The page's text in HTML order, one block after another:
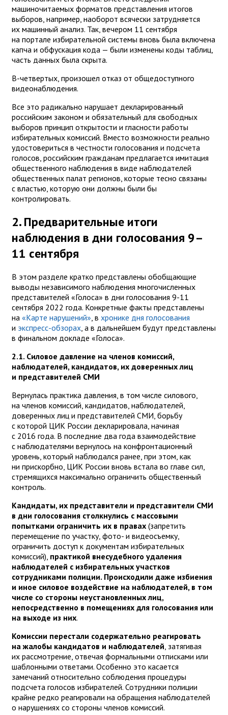
машиночитаемых форматов представления итогов
выборов, например, наоборот всячески затрудняется
их машинный анализ. Так, вечером 11 сентября
на портале избирательной системы вновь была включена
капча и обфускация кода — были изменены коды таблиц,
часть данных была скрыта.
В-четвертых, произошел отказ от общедоступного
видеонаблюдения.
Все это радикально нарушает декларированный
российским законом и обязательный для свободных
выборов принцип открытости и гласности работы
избирательных комиссий. Вместо возможности реально
удостовериться в честности голосования и подсчета
голосов, российским гражданам предлагается имитация
общественного наблюдения в виде наблюдателей
общественных палат регионов, которые тесно связаны
с властью, которую они должны были бы
контролировать.
2. Предварительные итоги
наблюдения в дни голосования 9–
11 сентября
В этом разделе кратко представлены обобщающие
выводы независимого наблюдения многочисленных
представителей «Голоса» в дни голосования 9-11
сентября 2022 года. Конкретные факты представлены
на «Карте нарушений» , в хронике дня голосования
и экспресс-обзорах , а в дальнейшем будут представлены
в финальном докладе «Голоса».
2.1. Силовое давление на членов комиссий,
наблюдателей, кандидатов, их доверенных лиц
и представителей СМИ
Вернулась практика давления, в том числе силового,
на членов комиссий, кандидатов, наблюдателей,
доверенных лиц и представителей СМИ, борьбу
с которой ЦИК России декларировала, начиная
с 2016 года. В последние два года взаимодействие
с наблюдателями вернулось на конфронтационный
уровень, который наблюдался ранее, при этом, как
ни прискорбно, ЦИК России вновь встала во главе сил,
стремящихся максимально ограничить общественный
контроль.
Кандидаты, их представители и представители СМИ
в дни голосования столкнулись с массовыми
попытками ограничить их в правах (запретить
перемещение по участку, фото- и видеосъемку,
ограничить доступ к документам избирательных
комиссий), практикой внесудебного удаления
наблюдателей с избирательных участков
сотрудниками полиции. Происходили даже избиения
и иное силовое воздействие на наблюдателей, в том
числе со стороны неустановленных лиц,
непосредственно в помещениях для голосования или
на выходе из них.
Комиссии перестали содержательно реагировать
на жалобы кандидатов и наблюдателей , затягивая
их рассмотрение, отвечая формальными отписками или
шаблонными ответами. Особенно это касается
замечаний относительно соблюдения процедуры
подсчета голосов избирателей. Сотрудники полиции
крайне редко реагировали на обращения наблюдателей
о нарушениях со стороны членов комиссий.